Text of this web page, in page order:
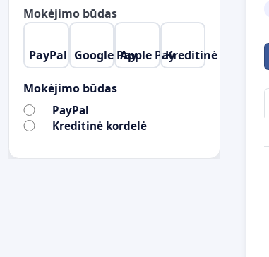
Mokėjimo būdas
PayPal Google PayApple PayKreditinė kordelė
Mokėjimo būdas
PayPal
Kreditinė kordelė